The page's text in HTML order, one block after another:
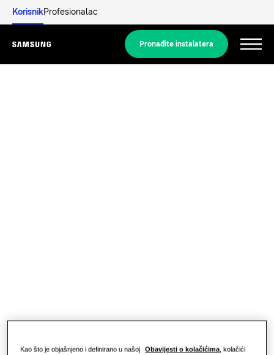
KorisnikProfesionalac
Menu
Pronađite instalatera
Rješenja s dizalicom topline
RJEŠENJA ZA KOMERCIJALNE PROSTORE
Kao što je objašnjeno i definirano u našoj Obavijesti o kolačićima , kolačići